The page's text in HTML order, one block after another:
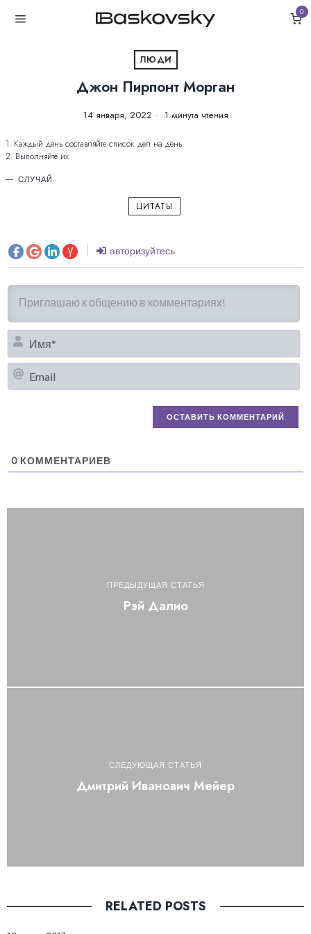
0
ЛЮДИ
Джон Пирпонт Морган
14 января, 2022 1 минута чтения
1. Каждый день составляйте список дел на день.
2. Выполняйте их.
СЛУЧАЙ
ЦИТАТЫ
авторизуйтесь
0 КОММЕНТАРИЕВ
ПРЕДЫДУЩАЯ СТАТЬЯ
Рэй Далио
СЛЕДУЮЩАЯ СТАТЬЯ
Дмитрий Иванович Мейер
RELATED POSTS